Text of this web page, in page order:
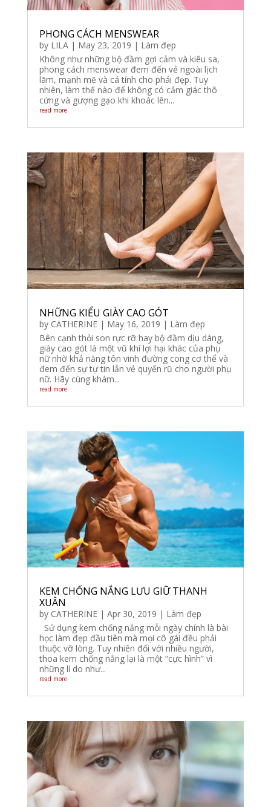
PHONG CÁCH MENSWEAR
by LILA| May 23, 2019 | Làm đẹp
Không như những bộ đầm gợi cảm và kiêu sa,
phong cách menswear đem đến vẻ ngoài lịch
lãm, mạnh mẽ và cá tính cho phái đẹp. Tuy
nhiên, làm thế nào để không có cảm giác thô
cứng và gượng gạo khi khoác lên...
read more
NHỮNG KIỂU GIÀY CAO GÓT
by CATHERINE| May 16, 2019 | Làm đẹp
Bên cạnh thỏi son rực rỡ hay bộ đầm dịu dàng,
giày cao gót là một vũ khí lợi hại khác của phụ
nữ nhờ khả năng tôn vinh đường cong cơ thể và
đem đến sự tự tin lẫn vẻ quyến rũ cho người phụ
nữ. Hãy cùng khám...
read more
KEM CHỐNG NẮNG LƯU GIỮ THANH
XUÂN
by CATHERINE| Apr 30, 2019 | Làm đẹp
Sử dụng kem chống nắng mỗi ngày chính là bài
học làm đẹp đầu tiên mà mọi cô gái đều phải
thuộc vỡ lòng. Tuy nhiên đối với nhiều người,
thoa kem chống nắng lại là một “cực hình” vì
những lí do như...
read more